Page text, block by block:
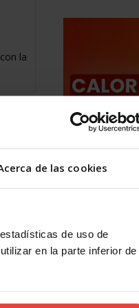
de las cookies
de uso de
en la parte inferior de
la